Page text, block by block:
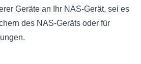
Geräte an Ihr NAS-Gerät, sei es
des NAS-Geräts oder für